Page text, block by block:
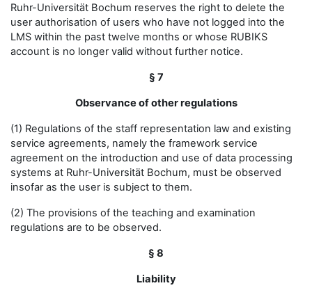
Ruhr-Universität Bochum reserves the right to delete the
user authorisation of users who have not logged into the
LMS within the past twelve months or whose RUBIKS
account is no longer valid without further notice.
§ 7
Observance of other regulations
(1) Regulations of the staff representation law and existing
service agreements, namely the framework service
agreement on the introduction and use of data processing
systems at Ruhr-Universität Bochum, must be observed
insofar as the user is subject to them.
(2) The provisions of the teaching and examination
regulations are to be observed.
§ 8
Liability